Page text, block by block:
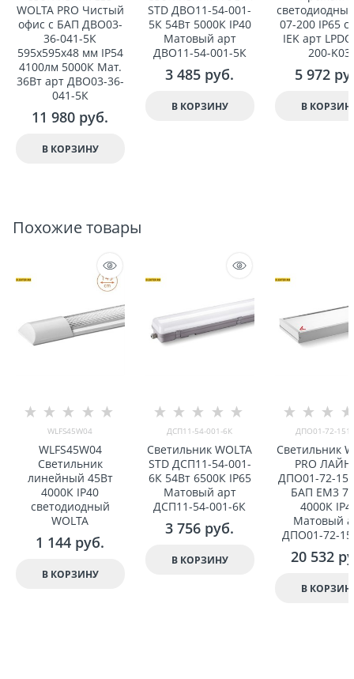
WOLTA PRO Чистый
офис с БАП ДВО03-
36-041-5К
595x595x48 мм IP54
4100лм 5000К Мат.
36Вт арт ДВО03-36-
041-5К
11 980 руб.
В КОРЗИНУ
STD ДВО11-54-001-
5К 54Вт 5000К IP40
Матовый арт
ДВО11-54-001-5К
3 485 руб.
В КОРЗИНУ
07-200 IP65
IEK арт
200-K03
5 972
В
Похожие товары
WLFS45W04
WLFS45W04
Светильник
линейный 45Вт
4000К IP40
светодиодный
WOLTA
1 144 руб.
В КОРЗИНУ
ДСП11-54-001-6К
Светильник WOLTA
STD ДСП11-54-001-
6К 54Вт 6500К IP65
Матовый арт
ДСП11-54-001-6К
3 756 руб.
В КОРЗИНУ
ДПО01-72-
Светильник
PRO
ДПО01-72-
БАП EM3
4000К
Матовый
ДПО01-72-
20 532
В